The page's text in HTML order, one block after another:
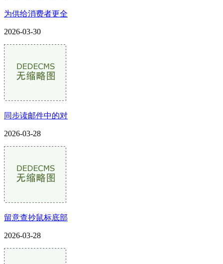
为供给消费者更全
2026-03-30
同步读邮件中的对
2026-03-28
留意查抄鼠标底部
2026-03-28